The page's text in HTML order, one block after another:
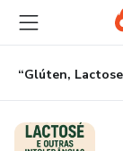
para
conteúdo
principal
para
pagamento
para
rodapé